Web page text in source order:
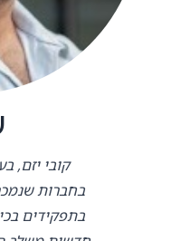
קובי יזם,
בחברות
בתפקידים